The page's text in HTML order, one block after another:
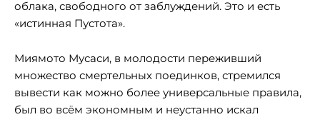
облака, свободного от заблуждений. Это и есть
«истинная Пустота».
Миямото Мусаси, в молодости переживший
множество смертельных поединков, стремился
вывести как можно более универсальные правила,
был во всём экономным и неустанно искал